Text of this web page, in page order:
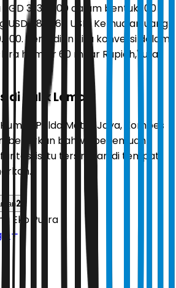
3.130.000 dalam bentuk 100
USD 889.965 USD. Kemudian uang
Kemudian kita konversi dalam
hampir 60 miliar Rupiah," urai
Balik Lemari
Polda Metro Jaya, Kombes
bahwa penemuan
itu tersimpan di tempat
2
Eko Putra